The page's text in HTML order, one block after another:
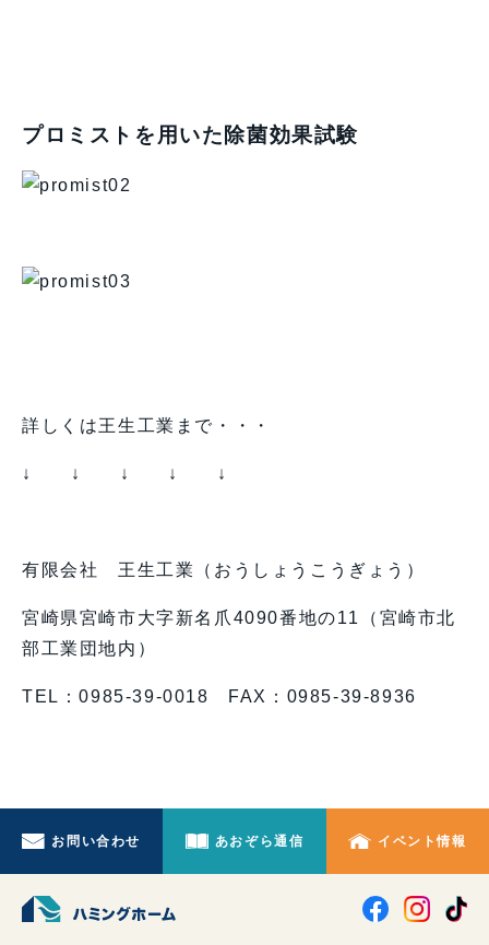
プロミストを用いた除菌効果試験
詳しくは王生工業まで・・・
↓ ↓ ↓ ↓ ↓
有限会社 王生工業（おうしょうこうぎょう）
宮崎県宮崎市大字新名爪4090番地の11（宮崎市北
部工業団地内）
TEL：0985-39-0018 FAX：0985-39-8936
お問い合わせ あおぞら通信 イベント情報